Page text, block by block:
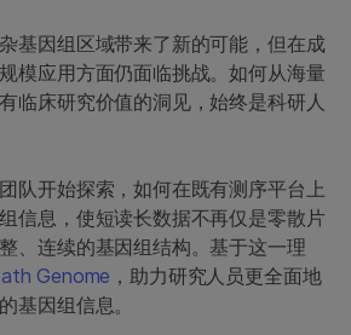
基因组区域带来了新的可能，但在成
模应用方面仍面临挑战。如何从海量
临床研究价值的洞见，始终是科研人
队开始探索，如何在既有测序平台上
信息，使短读长数据不再仅是零散片
、连续的基因组结构。基于这一理
Genome ，助力研究人员更全面地
基因组信息。